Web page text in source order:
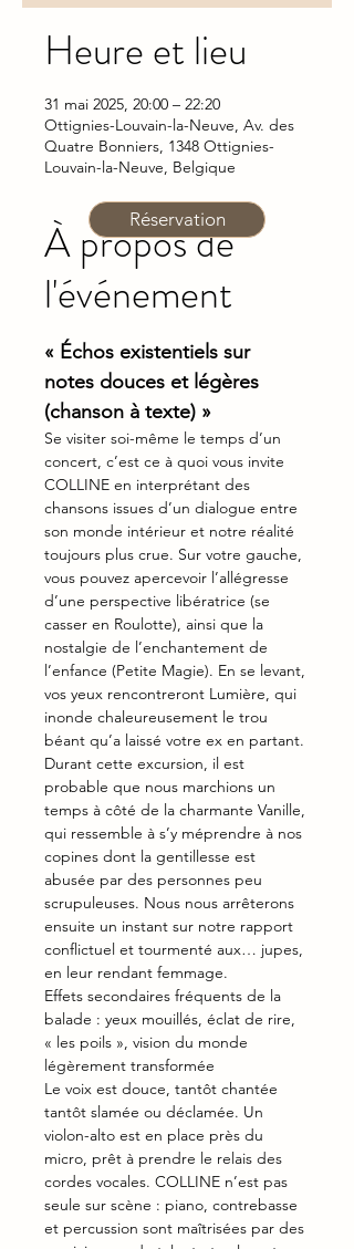
Heure et lieu
31 mai 2025, 20:00 – 22:20
Ottignies-Louvain-la-Neuve, Av. des
Quatre Bonniers, 1348 Ottignies-
Louvain-la-Neuve, Belgique
À propos de
l'événement
« Échos existentiels sur
notes douces et légères
(chanson à texte) »
Se visiter soi-même le temps d’un
concert, c’est ce à quoi vous invite
COLLINE en interprétant des
chansons issues d’un dialogue entre
son monde intérieur et notre réalité
toujours plus crue. Sur votre gauche,
vous pouvez apercevoir l’allégresse
d’une perspective libératrice (se
casser en Roulotte), ainsi que la
nostalgie de l’enchantement de
l’enfance (Petite Magie). En se levant,
vos yeux rencontreront Lumière, qui
inonde chaleureusement le trou
béant qu’a laissé votre ex en partant.
Durant cette excursion, il est
probable que nous marchions un
temps à côté de la charmante Vanille,
qui ressemble à s’y méprendre à nos
copines dont la gentillesse est
abusée par des personnes peu
scrupuleuses. Nous nous arrêterons
ensuite un instant sur notre rapport
conflictuel et tourmenté aux… jupes,
en leur rendant femmage.
Effets secondaires fréquents de la
balade : yeux mouillés, éclat de rire,
« les poils », vision du monde
légèrement transformée
Le voix est douce, tantôt chantée
tantôt slamée ou déclamée. Un
violon-alto est en place près du
micro, prêt à prendre le relais des
cordes vocales. COLLINE n’est pas
seule sur scène : piano, contrebasse
et percussion sont maîtrisées par des
Réservation